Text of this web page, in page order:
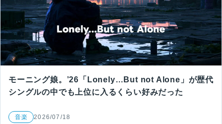
モーニング娘。’26「Lonely…But not Alone」が歴代
シングルの中でも上位に入るくらい好みだった
音楽 2026/07/18